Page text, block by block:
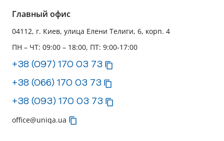
Главный офис
04112, г. Киев, улица Елени Телиги, 6, корп. 4
ПН – ЧТ: 09:00 – 18:00, ПТ: 9:00-17:00
+38 (097) 170 03 73
+38 (066) 170 03 73
+38 (093) 170 03 73
office@uniqa.ua